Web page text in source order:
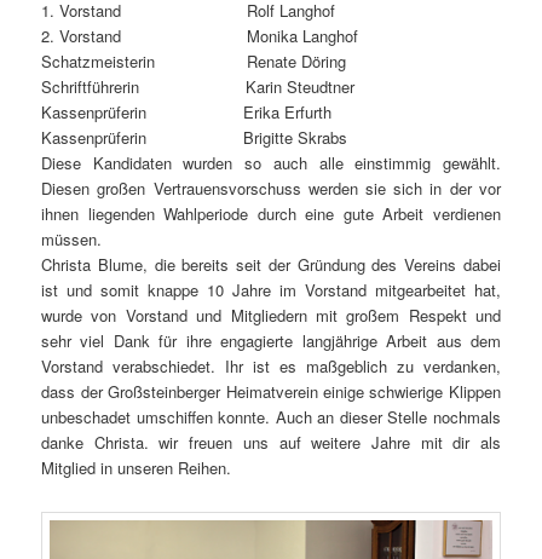
1. Vorstand Rolf Langhof
2. Vorstand Monika Langhof
Schatzmeisterin Renate Döring
Schriftführerin Karin Steudtner
Kassenprüferin Erika Erfurth
Kassenprüferin Brigitte Skrabs
Diese Kandidaten wurden so auch alle einstimmig gewählt.
Diesen großen Vertrauensvorschuss werden sie sich in der vor
ihnen liegenden Wahlperiode durch eine gute Arbeit verdienen
müssen.
Christa Blume, die bereits seit der Gründung des Vereins dabei
ist und somit knappe 10 Jahre im Vorstand mitgearbeitet hat,
wurde von Vorstand und Mitgliedern mit großem Respekt und
sehr viel Dank für ihre engagierte langjährige Arbeit aus dem
Vorstand verabschiedet. Ihr ist es maßgeblich zu verdanken,
dass der Großsteinberger Heimatverein einige schwierige Klippen
unbeschadet umschiffen konnte. Auch an dieser Stelle nochmals
danke Christa. wir freuen uns auf weitere Jahre mit dir als
Mitglied in unseren Reihen.